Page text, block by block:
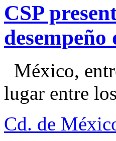
CSP
México,
lugar entre
Cd. de